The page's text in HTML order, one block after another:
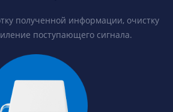
полученной информации, очистку
поступающего сигнала.